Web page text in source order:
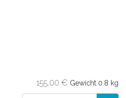
155,00 € Gewicht 0.8 kg